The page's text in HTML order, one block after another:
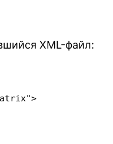
XML-файл: